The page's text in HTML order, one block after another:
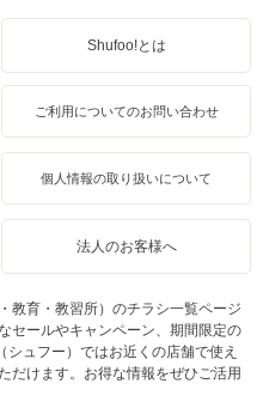
Shufoo!とは
ご利用についてのお問い合わせ
個人情報の取り扱いについて
法人のお客様へ
教育・教習所）のチラシ一覧ページ
セールやキャンペーン、期間限定の
ュフー）ではお近くの店舗で使え
だけます。お得な情報をぜひご活用